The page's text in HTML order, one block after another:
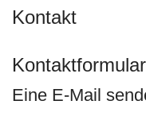
Kontakt
Kontaktformular
Eine E-Mail